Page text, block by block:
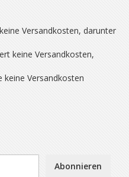
Versandkosten, darunter
keine Versandkosten,
Versandkosten
Abonnieren